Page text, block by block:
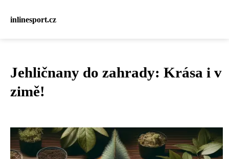
inlinesport.cz
Jehličnany do zahrady: Krása i v
zimě!